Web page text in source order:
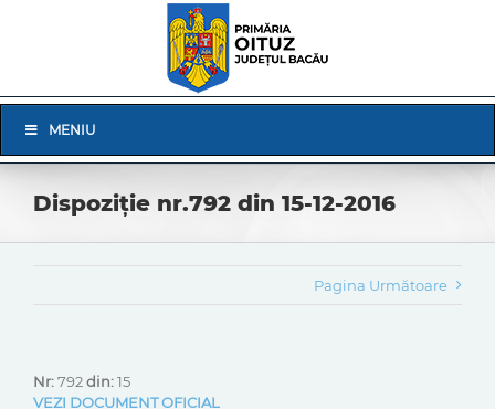
Navigation
MENIU
Dispoziție nr.792 din 15-12-2016
Pagina Următoare
Nr:792din:15
VEZI DOCUMENT OFICIAL